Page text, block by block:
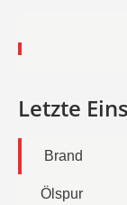
Letzte
Brand
Ölspur